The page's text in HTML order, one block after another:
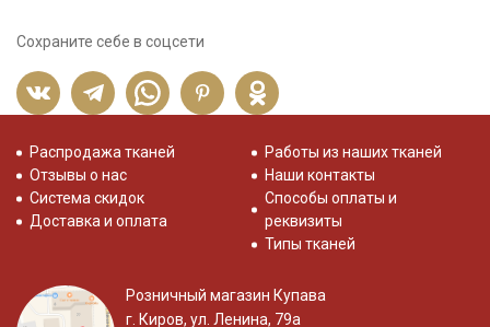
Сохраните себе в соцсети
Распродажа тканей
Отзывы о нас
Система скидок
Доставка и оплата
Работы из наших тканей
Наши контакты
Способы оплаты и
реквизиты
Типы тканей
Розничный магазин Купава
г. Киров, ул. Ленина, 79а